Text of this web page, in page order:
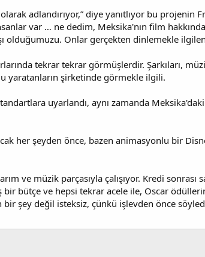
adlandırıyor,” diye yanıtlıyor bu projenin
var … ne dedim, Meksika'nın film
olduğumuzu. Onlar gerçekten dinlemekle
tekrar tekrar görmüşlerdir. Şarkıları,
yaratanların şirketinde görmekle ilgili.
uyarlandı, aynı zamanda
her şeyden önce, bazen animasyonlu bir
ve müzik parçasıyla çalışıyor. Kredi sonrası
bütçe ve hepsi tekrar acele ile, Oscar
şey değil isteksiz, çünkü işlevden önce